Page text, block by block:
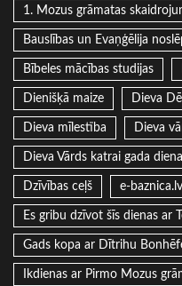
1. Mozus grāmatas
Bauslības un Evaņģēlija
Bībeles mācības studijas
Dienišķā maize Dieva
Dieva mīlestība Dieva
Dieva Vārds katrai gada
Dzīvības ceļš e-baznica.lv
Es gribu dzīvot šīs dienas ar
Gads kopa ar Dītrihu
Ikdienas ar Pirmo Mozus